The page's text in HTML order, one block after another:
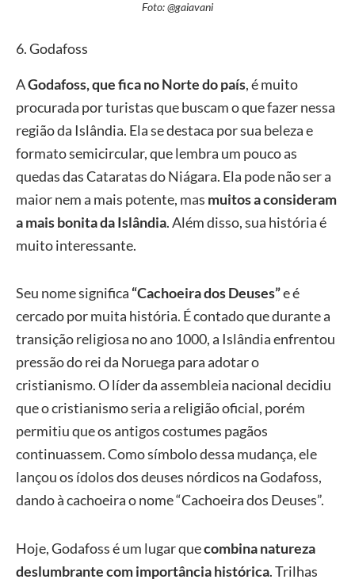
Foto: @gaiavani
6. Godafoss
AGodafoss, que fica no Norte do país, é muito
procurada por turistas que buscam o que fazer nessa
região da Islândia. Ela se destaca por sua beleza e
formato semicircular, que lembra um pouco as
quedas das Cataratas do Niágara. Ela pode não ser a
maior nem a mais potente, mas muitos a consideram
a mais bonita da Islândia. Além disso, sua história é
muito interessante.
Seu nome significa “Cachoeira dos Deuses”e é
cercado por muita história. É contado que durante a
transição religiosa no ano 1000, a Islândia enfrentou
pressão do rei da Noruega para adotar o
cristianismo. O líder da assembleia nacional decidiu
que o cristianismo seria a religião oficial, porém
permitiu que os antigos costumes pagãos
continuassem. Como símbolo dessa mudança, ele
lançou os ídolos dos deuses nórdicos na Godafoss,
dando à cachoeira o nome “Cachoeira dos Deuses”.
Hoje, Godafoss é um lugar quecombina natureza
deslumbrante com importância histórica. Trilhas